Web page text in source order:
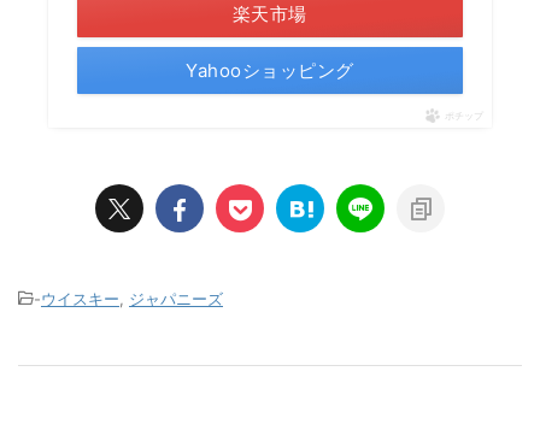
楽天市場
Yahooショッピング
ポチップ
-ウイスキー ジャパニーズ